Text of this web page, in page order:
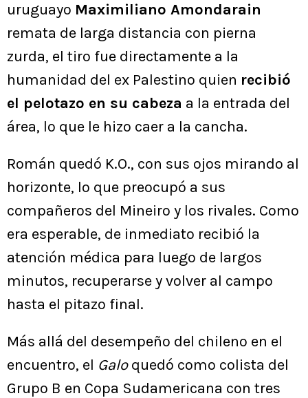
uruguayo Maximiliano Amondarain
remata de larga distancia con pierna
zurda, el tiro fue directamente a la
humanidad del ex Palestino quien recibió
el pelotazo en su cabeza a la entrada del
área, lo que le hizo caer a la cancha.
Román quedó K.O., con sus ojos mirando al
horizonte, lo que preocupó a sus
compañeros del Mineiro y los rivales. Como
era esperable, de inmediato recibió la
atención médica para luego de largos
minutos, recuperarse y volver al campo
hasta el pitazo final.
Más allá del desempeño del chileno en el
encuentro, el Galoquedó como colista del
Grupo B en Copa Sudamericana con tres